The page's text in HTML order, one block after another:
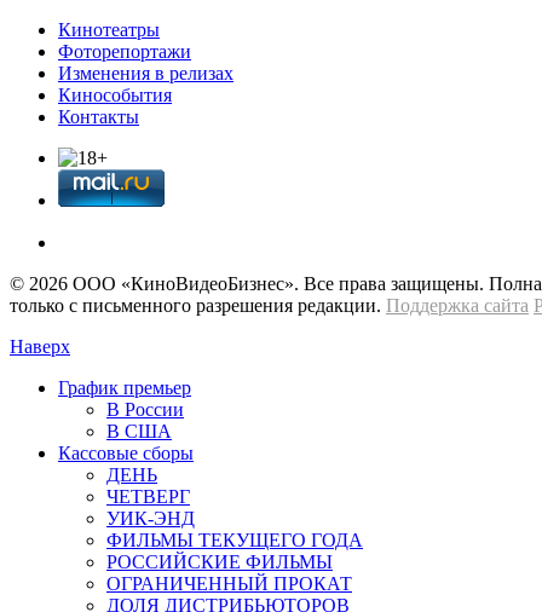
Кинотеатры
Фоторепортажи
Изменения в релизах
Кинособытия
Контакты
© 2026 OOО «КиноВидеоБизнес». Все права защищены.
только с письменного разрешения редакции. Поддержка сайта
Наверх
График премьер
В России
В США
Кассовые сборы
ДЕНЬ
ЧЕТВЕРГ
УИК-ЭНД
ФИЛЬМЫ ТЕКУЩЕГО ГОДА
РОССИЙСКИЕ ФИЛЬМЫ
ОГРАНИЧЕННЫЙ ПРОКАТ
ДОЛЯ ДИСТРИБЬЮТОРОВ